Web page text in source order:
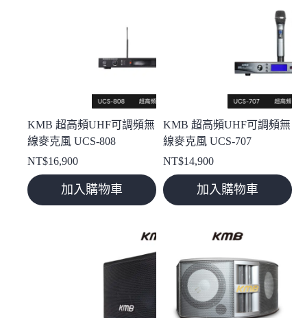
KMB 超高頻UHF可調頻無
線麥克風 UCS-808
NT$16,900
加入購物車
KMB 超高頻UHF可調頻無
線麥克風 UCS-707
NT$14,900
加入購物車